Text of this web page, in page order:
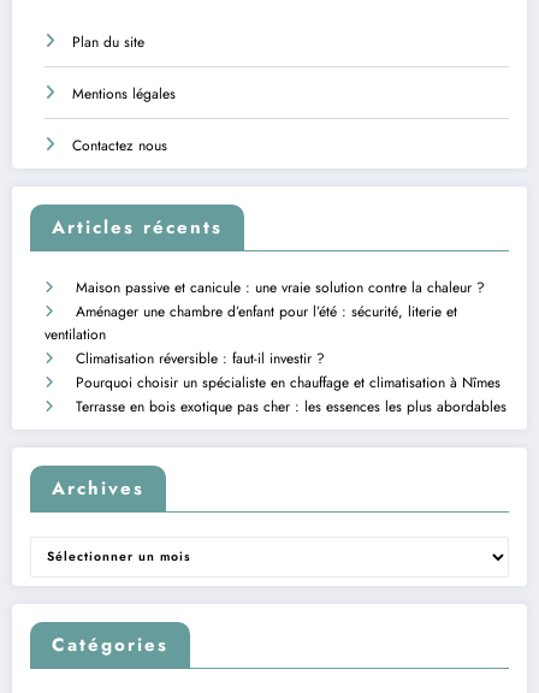
Plan du site
Mentions légales
Contactez nous
Articles récents
Maison passive et canicule : une vraie solution contre la chaleur ?
Aménager une chambre d’enfant pour l’été : sécurité, literie et
ventilation
Climatisation réversible : faut-il investir ?
Pourquoi choisir un spécialiste en chauffage et climatisation à Nîmes
Terrasse en bois exotique pas cher : les essences les plus abordables
Archives
Archives
Catégories